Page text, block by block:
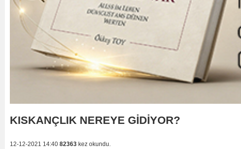
KISKANÇLIK NEREYE GİDİYOR?
12-12-2021 14:40 82363 kez okundu.